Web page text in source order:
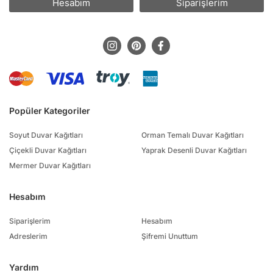
Popüler Kategoriler
Soyut Duvar Kağıtları
Çiçekli Duvar Kağıtları
Mermer Duvar Kağıtları
Orman Temalı Duvar Kağıtları
Yaprak Desenli Duvar Kağıtları
Hesabım
Siparişlerim
Adreslerim
Hesabım
Şifremi Unuttum
Yardım
Hesabım Siparişlerim